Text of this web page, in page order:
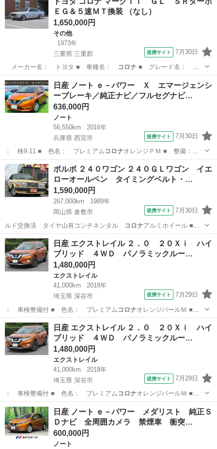
ＥＧ＆５速ＭＴ換装 （なし）
1,650,000円
その他
1973年
三重県 三重郡
提携サイト 7月30日
メーカー名： トヨタ ■ 車種名： コロナ■ グレード名： マ
ークＩＩ ＧＬ …
三重 三重郡 その他
日産 ノート ｅ－パワー Ｘ エマージェンシ
ーブレーキ／純正ナビ／フルセグナビ…
636,000円
ノート
56,550km
2016年
兵庫県 西宮市
提携サイト 7月30日
： 検9.11 ■ 色名： プレミアム コロナオレンジＰＭ ■ 整備：
整備付 ■ …
兵庫 西宮市 ノート
ボルボ ２４０ワゴン ２４０ＧＬワゴン イエ
ローオールペン タイミングベルト・…
1,590,000円
267,000km
1989年
岡山県 倉敷市
提携サイト 7月30日
ルド交換済 タイヤ山有コンチネンタル コロナアルミホイール ■
排気量： 2300…
岡山 倉敷市 ボルボ（Volvo）
日産 エクストレイル ２．０ ２０Ｘｉ ハイ
ブリッド ４ＷＤ パノラミックルー…
1,480,000円
エクストレイル
41,000km
2018年
埼玉県 深谷市
提携サイト 7月29日
： 車検整備付 ■ 色名： プレミアム コロナオレンジパールＭ ■
整備： 整備付 …
埼玉 深谷市 エクストレイル
日産 エクストレイル ２．０ ２０Ｘｉ ハイ
ブリッド ４ＷＤ パノラミックルー…
1,480,000円
エクストレイル
41,000km
2018年
埼玉県 深谷市
提携サイト 7月29日
： 車検整備付 ■ 色名： プレミアム コロナオレンジパールＭ ■
整備： 整備付 …
埼玉 深谷市 エクストレイル
日産 ノート ｅ－パワー メダリスト 純正Ｓ
Ｄナビ 全周囲カメラ 禁煙車 衝突…
600,000円
ノート